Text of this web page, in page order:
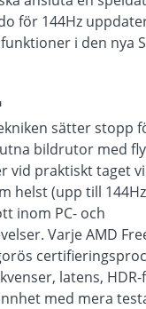
för 144Hz
i den nya
sätter stopp
bildrutor med
vid praktiskt taget
helst (upp till
inom PC- och
Varje AMD
latens, HDR-
med mera